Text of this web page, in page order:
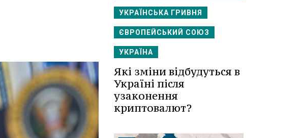
УКРАЇНСЬКА ГРИВНЯ
ЄВРОПЕЙСЬКИЙ СОЮЗ
УКРАЇНА
Які зміни відбудуться в
Україні після
узаконення
криптовалют?